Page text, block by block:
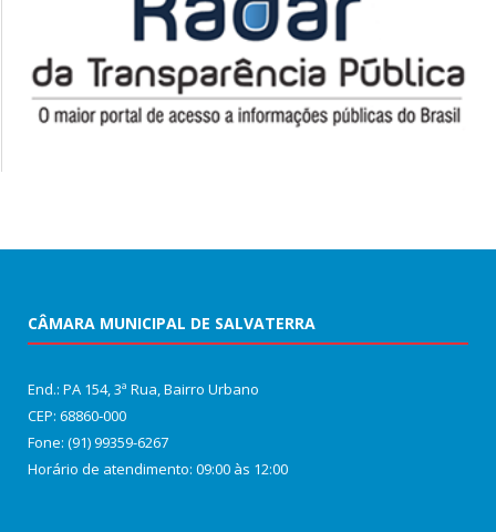
CÂMARA MUNICIPAL DE SALVATERRA
End.: PA 154, 3ª Rua, Bairro Urbano
CEP: 68860‑000
Fone: (91) 99359-6267
Horário de atendimento: 09:00 às 12:00